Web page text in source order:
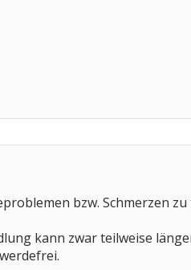
bzw. Schmerzen zu
kann zwar teilweise